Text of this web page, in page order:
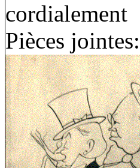
cordialement
Pièces jointes: